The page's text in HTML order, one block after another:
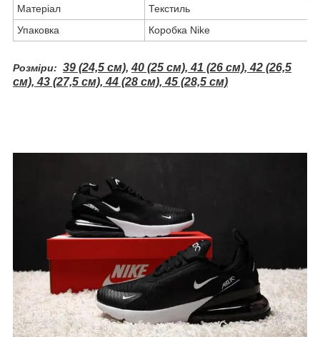
Матеріал
Текстиль
Упаковка
Коробка Nike
Розміри: 39 (24,5 см), 40 (25 см), 41 (26 см), 42 (26,5
см), 43 (27,5 см), 44 (28 см), 45 (28,5 см)